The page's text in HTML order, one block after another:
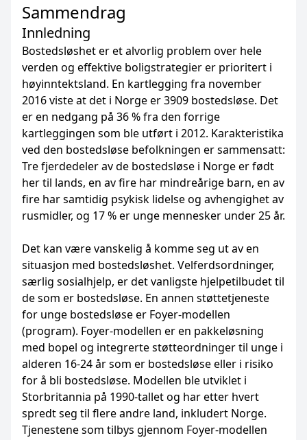
Sammendrag
Innledning
Bostedsløshet er et alvorlig problem over hele
verden og effektive boligstrategier er prioritert i
høyinntektsland. En kartlegging fra november
2016 viste at det i Norge er 3909 bostedsløse. Det
er en nedgang på 36 % fra den forrige
kartleggingen som ble utført i 2012. Karakteristika
ved den bostedsløse befolkningen er sammensatt:
Tre fjerdedeler av de bostedsløse i Norge er født
her til lands, en av fire har mindreårige barn, en av
fire har samtidig psykisk lidelse og avhengighet av
rusmidler, og 17 % er unge mennesker under 25 år.
Det kan være vanskelig å komme seg ut av en
situasjon med bostedsløshet. Velferdsordninger,
særlig sosialhjelp, er det vanligste hjelpetilbudet til
de som er bostedsløse. En annen støttetjeneste
for unge bostedsløse er Foyer-modellen
(program). Foyer-modellen er en pakkeløsning
med bopel og integrerte støtteordninger til unge i
alderen 16-24 år som er bostedsløse eller i risiko
for å bli bostedsløse. Modellen ble utviklet i
Storbritannia på 1990-tallet og har etter hvert
spredt seg til flere andre land, inkludert Norge.
Tjenestene som tilbys gjennom Foyer-modellen